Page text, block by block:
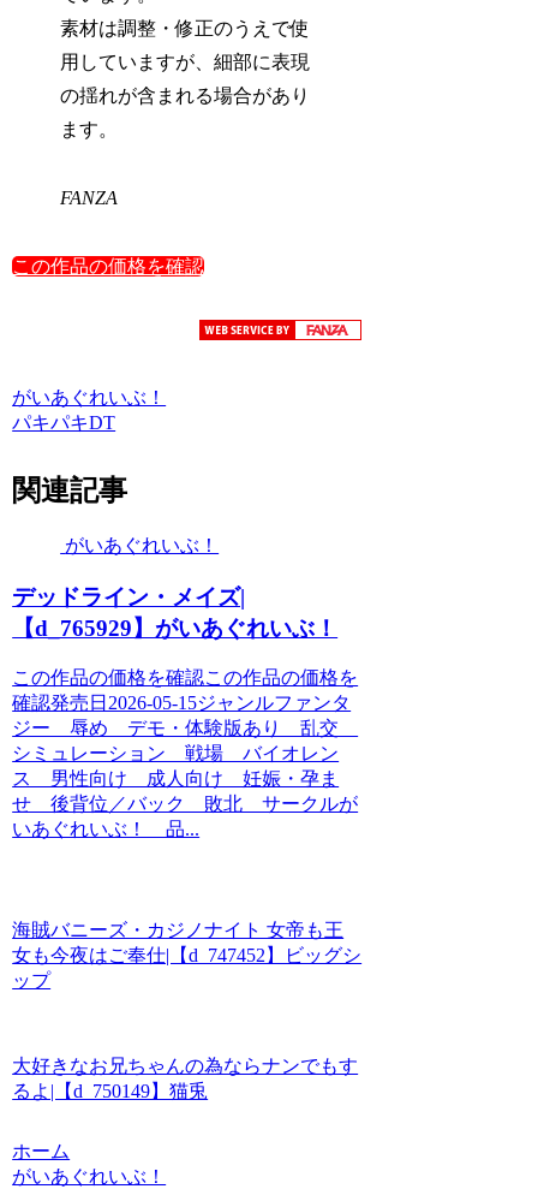
素材は調整・修正のうえで使
用していますが、細部に表現
の揺れが含まれる場合があり
ます。
FANZA
この作品の価格を確認
がいあぐれいぶ！
パキパキDT
関連記事
がいあぐれいぶ！
デッドライン・メイズ|
【d_765929】がいあぐれいぶ！
この作品の価格を確認この作品の価格を
確認発売日2026-05-15ジャンルファンタ
ジー 辱め デモ・体験版あり 乱交
シミュレーション 戦場 バイオレン
ス 男性向け 成人向け 妊娠・孕ま
せ 後背位／バック 敗北 サークルが
いあぐれいぶ！ 品...
海賊バニーズ・カジノナイト 女帝も王
女も今夜はご奉仕|【d_747452】ビッグシ
ップ
大好きなお兄ちゃんの為ならナンでもす
るよ|【d_750149】猫兎
ホーム
がいあぐれいぶ！